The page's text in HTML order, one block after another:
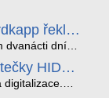
řekla
dvanácti dní
na trasu z
až na
°C a mimo
HID